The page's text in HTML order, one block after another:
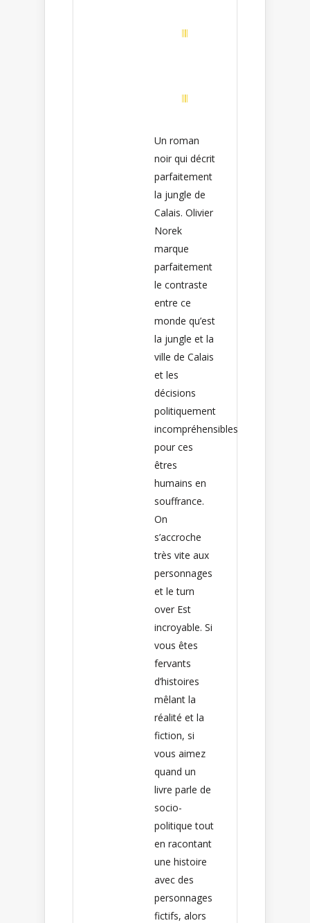
Un roman
noir qui décrit
parfaitement
la jungle de
Calais. Olivier
Norek
marque
parfaitement
le contraste
entre ce
monde qu’est
la jungle et la
ville de Calais
et les
décisions
politiquement
incompréhensibles
pour ces
êtres
humains en
souffrance.
On
s’accroche
très vite aux
personnages
et le turn
over Est
incroyable. Si
vous êtes
fervants
d’histoires
mêlant la
réalité et la
fiction, si
vous aimez
quand un
livre parle de
socio-
politique tout
en racontant
une histoire
avec des
personnages
fictifs, alors